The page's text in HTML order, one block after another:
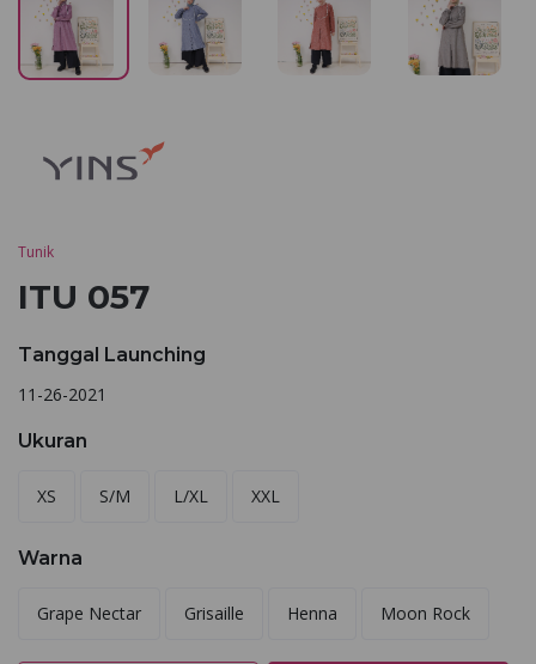
Tunik
ITU 057
Tanggal Launching
11-26-2021
Ukuran
XS S/M L/XL XXL
Warna
Grape Nectar Grisaille Henna Moon Rock